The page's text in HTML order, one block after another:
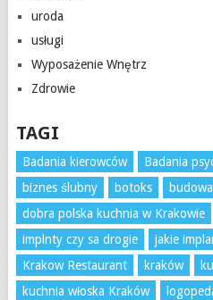
uroda
usługi
Wyposażenie Wnętrz
Zdrowie
TAGI
Badania kierowców
Badania
biznes ślubny
botoks
dobra polska kuchnia w Krakowie
implnty czy sa drogie
jakie
Krakow Restaurant
kraków
kuchnia włoska Kraków